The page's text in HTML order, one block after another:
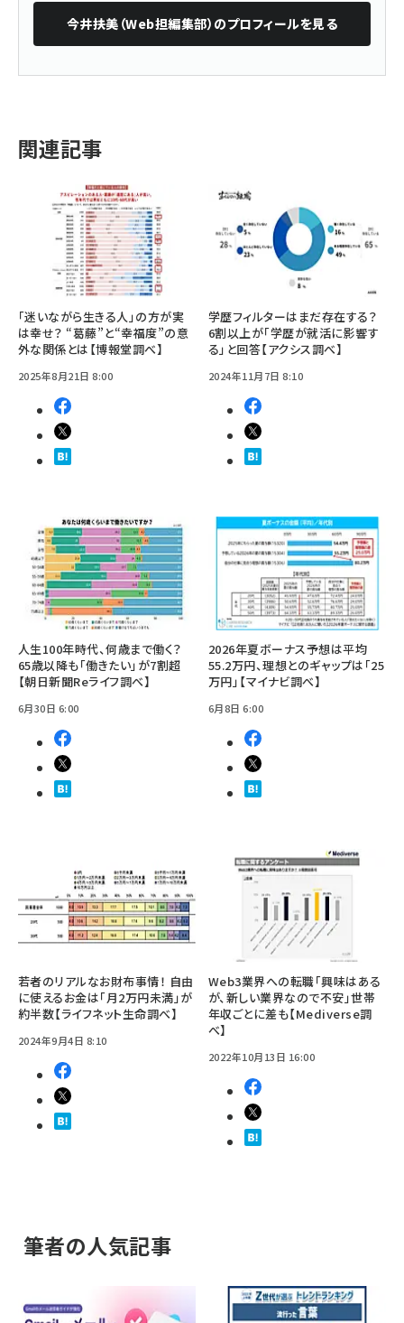
今井扶美（Web担編集部） のプロフィールを見る
関連記事
「迷いながら生きる人」の方が実
は幸せ？ “葛藤”と“幸福度”の意
外な関係とは【博報堂調べ】
2025年8月21日 8:00
学歴フィルターはまだ存在する？
6割以上が「学歴が就活に影響す
る」と回答【アクシス調べ】
2024年11月7日 8:10
人生100年時代、何歳まで働く？
65歳以降も「働きたい」が7割超
【朝日新聞Reライフ調べ】
6月30日 6:00
2026年夏ボーナス予想は平均
55.2万円、理想とのギャップは「25
万円」【マイナビ調べ】
6月8日 6:00
若者のリアルなお財布事情！ 自由
に使えるお金は「月2万円未満」が
約半数【ライフネット生命調べ】
2024年9月4日 8:10
Web3業界への転職「興味はある
が、新しい業界なので不安」世帯
年収ごとに差も【Mediverse調
べ】
2022年10月13日 16:00
筆者の人気記事